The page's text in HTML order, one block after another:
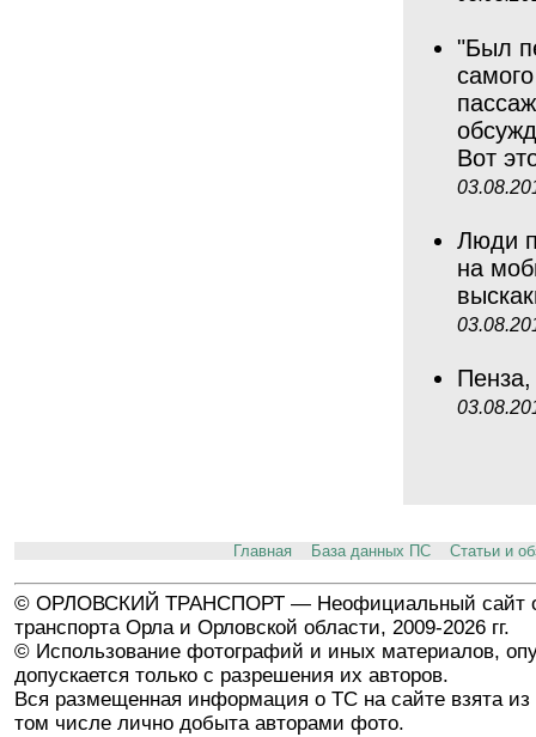
"Был
Вот
Люди
на
Главная База данных ПС Статьи и
© ОРЛОВСКИЙ ТРАНСПОРТ — Неофициальный сайт
транспорта Орла и Орловской области, 2009-2026 гг.
© Использование фотографий и иных материалов,
допускается только с разрешения их авторов.
Вся размещенная информация о ТС на сайте взята из
том числе лично добыта авторами фото.